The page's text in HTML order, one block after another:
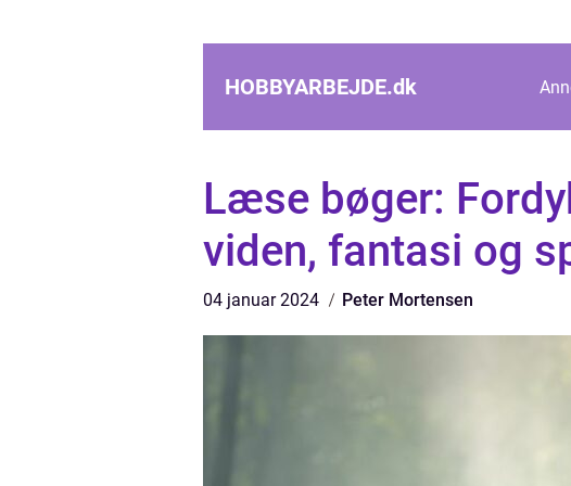
HOBBYARBEJDE.dk
Læse bøger:
viden, fantasi og
04 januar 2024 Peter Mortensen